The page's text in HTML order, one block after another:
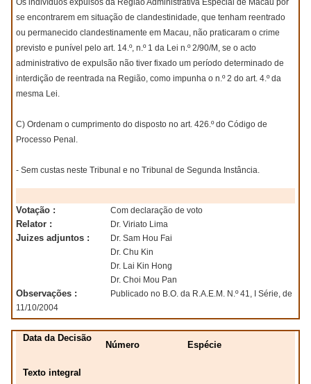
Os indivíduos expulsos da Região Administrativa Especial de Macau por
se encontrarem em situação de clandestinidade, que tenham reentrado
ou permanecido clandestinamente em Macau, não praticaram o crime
previsto e punível pelo art. 14.º, n.º 1 da Lei n.º 2/90/M, se o acto
administrativo de expulsão não tiver fixado um período determinado de
interdição de reentrada na Região, como impunha o n.º 2 do art. 4.º da
mesma Lei.
C) Ordenam o cumprimento do disposto no art. 426.º do Código de
Processo Penal.
- Sem custas neste Tribunal e no Tribunal de Segunda Instância.
Votação : Com declaração de voto
Relator : Dr. Viriato Lima
Juizes adjuntos :
Dr. Sam Hou Fai
Dr. Chu Kin
Dr. Lai Kin Hong
Dr. Choi Mou Pan
Observações :
Publicado no B.O. da R.A.E.M. N.º 41, I Série, de
11/10/2004
Data da Decisão
Número Espécie
Texto integral